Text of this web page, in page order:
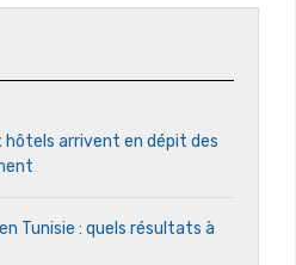
hôtels arrivent en dépit des
Tunisie : quels résultats à